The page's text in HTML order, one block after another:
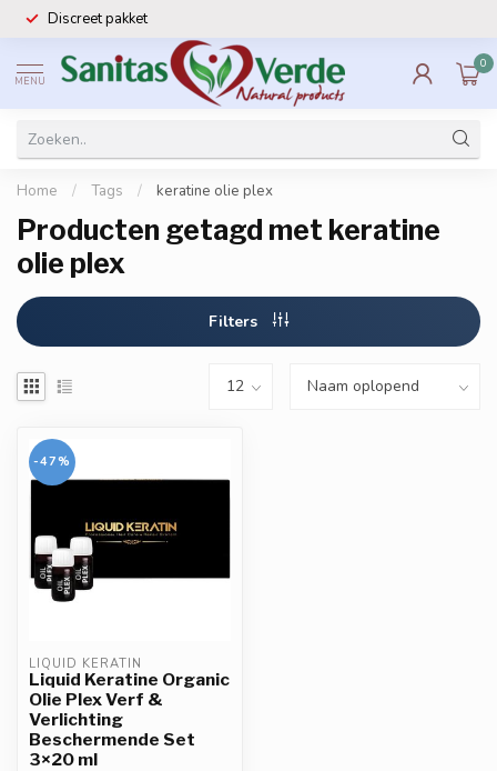
Discreet pakket
MENU
0
Home / Tags / keratine olie plex
Producten getagd met keratine
olie plex
Filters
-47%
LIQUID KERATIN
Liquid Keratine Organic
Olie Plex Verf &
Verlichting
Beschermende Set
3×20 ml